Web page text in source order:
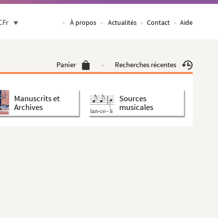
À propos Actualités Contact Aide
Panier Recherches récentes
Manuscrits et
Archives
Sources
musicales